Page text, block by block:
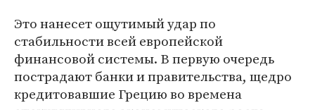
Это нанесет ощутимый удар по
стабильности всей европейской
финансовой системы. В первую очередь
пострадают банки и правительства, щедро
кредитовавшие Грецию во времена